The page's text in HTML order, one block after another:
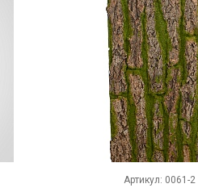
Артикул: 0061-2